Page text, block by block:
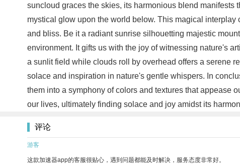
suncloud graces the skies, its harmonious blend manifests
mystical glow upon the world below. This magical
and bliss. Be it a radiant sunrise silhouetting majestic
environment. It gifts us with the joy of witnessing nature's
a sunlit field while clouds roll by overhead offers a serene
solace and inspiration in nature's gentle whispers. In
them into a symphony of colors and textures that appease
our lives, ultimately finding solace and joy amidst its
评论
游客
这款加速器app的客服很贴心，遇到问题都能及时解决，服务态度非常好。